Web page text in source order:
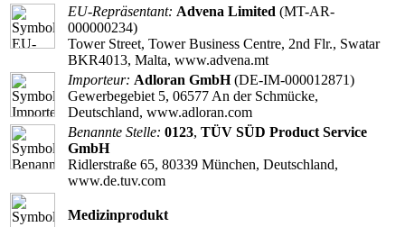
EU-Repräsentant: Advena Limited (MT-AR-
000000234)
Tower Street, Tower Business Centre, 2nd Flr., Swatar
BKR4013, Malta, www.advena.mt
Importeur: Adloran GmbH(DE-IM-000012871)
Gewerbegebiet 5, 06577 An der Schmücke,
Deutschland, www.adloran.com
Benannte Stelle: 0123, TÜV SÜD Product Service
GmbH
Ridlerstraße 65, 80339 München, Deutschland,
www.de.tuv.com
Medizinprodukt